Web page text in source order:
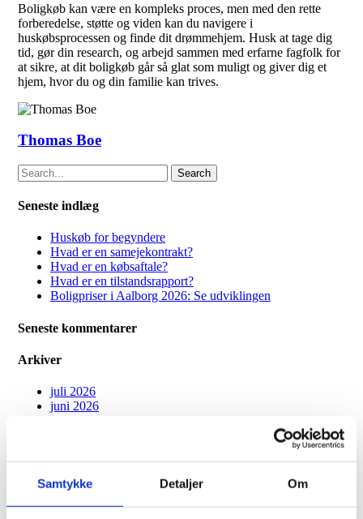
Samtykke Detaljer Om
Boligkøb kan være en kompleks proces, men med den rette
forberedelse, støtte og viden kan du navigere i
huskøbsprocessen og finde dit drømmehjem. Husk at tage dig
tid, gør din research, og arbejd sammen med erfarne fagfolk for
at sikre, at dit boligkøb går så glat som muligt og giver dig et
hjem, hvor du og din familie kan trives.
Thomas Boe
Search
Seneste indlæg
Huskøb for begyndere
Hvad er en samejekontrakt?
Hvad er en købsaftale?
Hvad er en tilstandsrapport?
Boligpriser i Aalborg 2026: Se udviklingen
Seneste kommentarer
Arkiver
juli 2026
juni 2026
december 2024
maj 2023
april 2023
september 2022